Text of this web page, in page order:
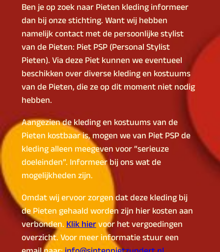
Ben je op zoek naar Pieten kleding informeer
dan bij onze stichting. Want wij hebben
namelijk contact met de persoonlijke stylist
van de Pieten: Piet PSP (Personal Stylist
Pieten). Via deze Piet kunnen we eventueel
beschikken over diverse kleding en kostuums
van de Pieten, die ze op dit moment niet nodig
hebben.
Aangezien de kleding en kostuums van de
Pieten kostbaar is, mogen we van Piet PSP de
kleding alleen meegeven voor “serieuze
doeleinden”. Informeer bij ons wat de
mogelijkheden zijn.
Omdat wij ervoor zorgen dat deze kleding bij
de Pieten gehaald worden zijn hier kosten aan
verbonden.Klik hiervoor het vergoedingen
overzicht. Voor meer informatie stuur een